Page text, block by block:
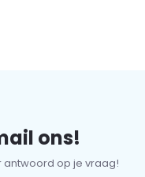
ons!
antwoord op je vraag!